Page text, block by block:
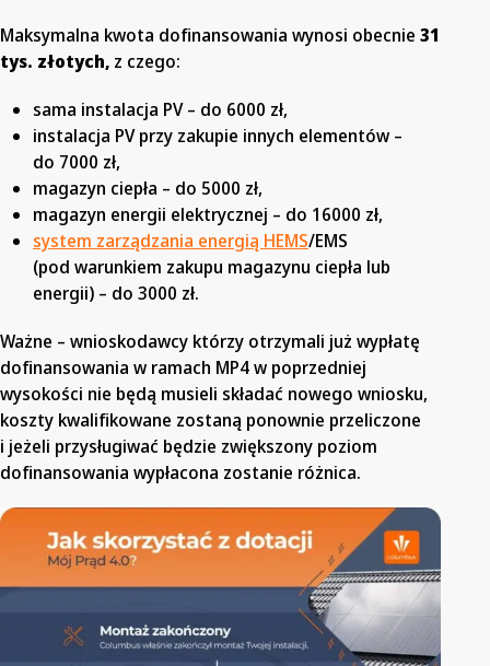
Maksymalna kwota dofinansowania wynosi obecnie 31
tys. złotych, z czego:
sama instalacja PV – do 6000 zł,
instalacja PV przy zakupie innych elementów –
do 7000 zł,
magazyn ciepła – do 5000 zł,
magazyn energii elektrycznej – do 16000 zł,
system zarządzania energią HEMS/EMS
(pod warunkiem zakupu magazynu ciepła lub
energii) – do 3000 zł.
Ważne – wnioskodawcy którzy otrzymali już wypłatę
dofinansowania w ramach MP4 w poprzedniej
wysokości nie będą musieli składać nowego wniosku,
koszty kwalifikowane zostaną ponownie przeliczone
i jeżeli przysługiwać będzie zwiększony poziom
dofinansowania wypłacona zostanie różnica.